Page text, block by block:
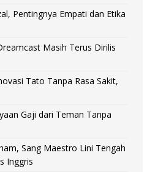
Pentingnya Empati dan Etika
Masih Terus Dirilis
Tato Tanpa Rasa Sakit,
Gaji dari Teman Tanpa
Sang Maestro Lini Tengah
Inggris